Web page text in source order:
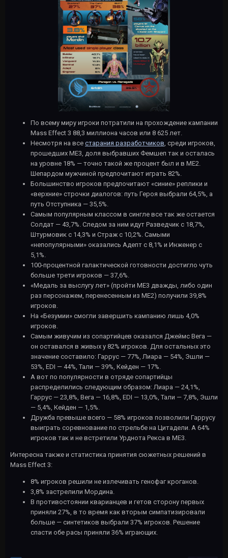
По всему миру игроки потратили на прохождение кампании
Mass Effect 3 88,3 миллиона часов или 8 625 лет.
Несмотря на все старания разработчиков, среди игроков,
прошедших МЕ3, доля выбравших Фемшеп так и осталась
на уровне 18% — точно такой же процент был и в МЕ2.
Шепардом мужчиной предпочитают играть 82%.
Большинство игроков предпочитают «синие» реплики и
«верхние» строчки диалогов: путь Героя выбрали 64,5%, а
путь Отступника — 35,5%.
Самым популярным классом в сингле все так же остается
Солдат — 43,7%. Следом за ним идут Разведчик с 18,7%,
Штурмовик с 14,3% и Страж с 10,2%. Самыми
«непопулярными» оказались Адепт с 8,1% и Инженер с
5,1%.
100-процентной галактической готовности достигло чуть
больше трети игроков — 37,6%.
«Медаль за выслугу лет» (пройти МЕ3 дважды, либо один
раз персонажем, перенесенным из МЕ2) получили 39,8%
игроков.
На «Безумии» смогли завершить кампанию лишь 4,0%
игроков.
Самым живучим из сопартийцев оказался Джеймс Вега —
он оставался в живых у 82% игроков. Для остальных это
значение составило: Гаррус — 77%, Лиара — 54%, Эшли —
53%, EDI — 44%, Тали — 39%, Кейден — 17%.
А вот по популярности в отряде сопартийцы
распределились следующим образом: Лиара — 24,1%,
Гаррус — 23,8%, Вега — 16,8%, EDI — 13,0%, Тали — 7,8%, Эшли
— 5,4%, Кейден — 1,5%.
Дружба превыше всего — 58% игроков позволили Гаррусу
выиграть соревнование по стрельбе на Цитадели. А 64%
игроков так и не встретили Урднота Рекса в МЕ3.
Интересна также и статистика принятия сюжетных решений в
Mass Effect 3:
8% игроков решили не излечивать генофаг кроганов.
3,8% застрелили Мордина.
В противостоянии кварианцев и гетов сторону первых
приняли 27%, в то время как вторым симпатизировали
больше — синтетиков выбрали 37% игроков. Решение
спасти обе расы приняли 36% играющих.